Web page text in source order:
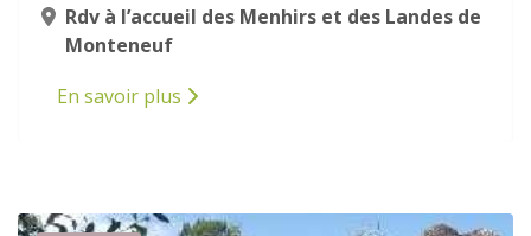
Rdv à l’accueil des Menhirs et des Landes de
Monteneuf
En savoir plus